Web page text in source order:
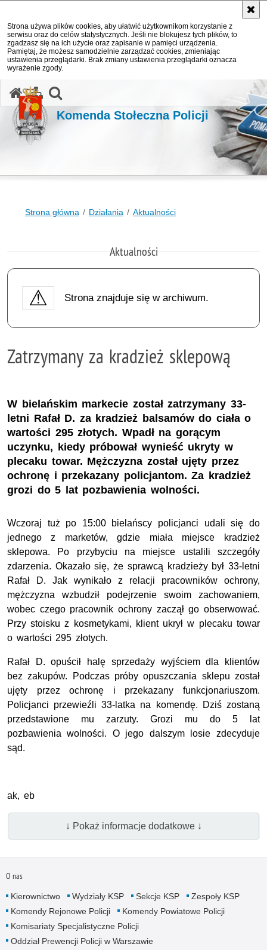
Strona używa plików cookies, aby ułatwić użytkownikom korzystanie z
serwisu oraz do celów statystycznych. Jeśli nie blokujesz tych plików, to
zgadzasz się na ich użycie oraz zapisanie w pamięci urządzenia.
Pamiętaj, że możesz samodzielnie zarządzać cookies, zmieniając
ustawienia przeglądarki. Brak zmiany ustawienia przeglądarki oznacza
wyrażenie zgody.
Komenda Stołeczna Policji
Strona główna Działania Aktualności
Aktualności
Strona znajduje się w archiwum.
Zatrzymany za kradzież sklepową
W bielańskim markecie został zatrzymany 33-
letni Rafał D. za kradzież balsamów do ciała o
wartości 295 złotych. Wpadł na gorącym
uczynku, kiedy próbował wynieść ukryty w
plecaku towar. Mężczyzna został ujęty przez
ochronę i przekazany policjantom. Za kradzież
grozi do 5 lat pozbawienia wolności.
Wczoraj tuż po 15:00 bielańscy policjanci udali się do
jednego z marketów, gdzie miała miejsce kradzież
sklepowa. Po przybyciu na miejsce ustalili szczegóły
zdarzenia. Okazało się, że sprawcą kradzieży był 33-letni
Rafał D. Jak wynikało z relacji pracowników ochrony,
mężczyzna wzbudził podejrzenie swoim zachowaniem,
wobec czego pracownik ochrony zaczął go obserwować.
Przy stoisku z kosmetykami, klient ukrył w plecaku towar
o wartości 295 złotych.
Rafał D. opuścił halę sprzedaży wyjściem dla klientów
bez zakupów. Podczas próby opuszczania sklepu został
ujęty przez ochronę i przekazany funkcjonariuszom.
Policjanci przewieźli 33-latka na komendę. Dziś zostaną
przedstawione mu zarzuty. Grozi mu do 5 lat
pozbawienia wolności. O jego dalszym losie zdecyduje
sąd.
ak, eb
↓ Pokaż informacje dodatkowe ↓
O nas
Kierownictwo Wydziały KSP Sekcje KSP
Zespoły KSP
Komendy Rejonowe Policji
Komendy Powiatowe Policji
Komisariaty Specjalistyczne Policji
Oddział Prewencji Policji w Warszawie